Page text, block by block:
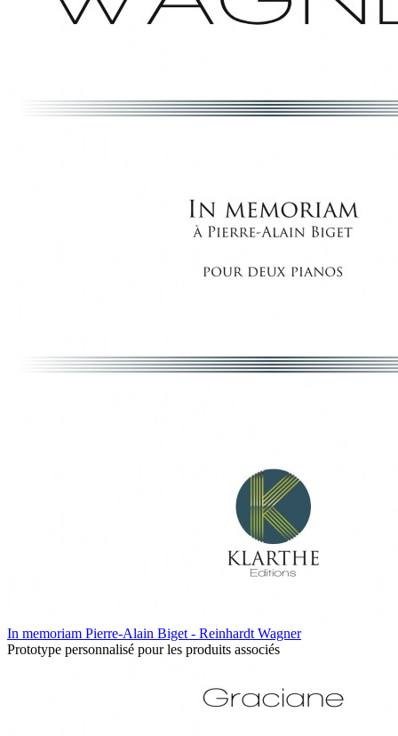
In memoriam Pierre-Alain Biget - Reinhardt Wagner
Prototype personnalisé pour les produits associés